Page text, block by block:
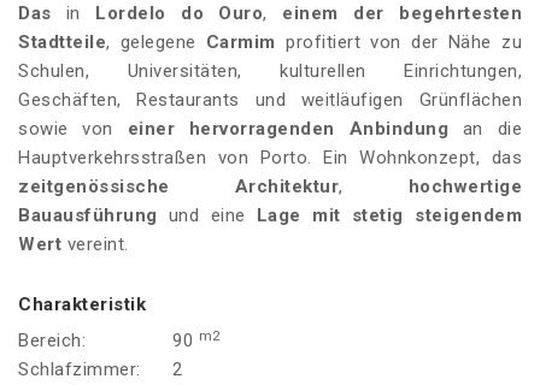
Das in Lordelo do Ouro, einem der begehrtesten
Stadtteile, gelegene Carmim profitiert von der Nähe zu
Schulen, Universitäten, kulturellen Einrichtungen,
Geschäften, Restaurants und weitläufigen Grünflächen
sowie von einer hervorragenden Anbindung an die
Hauptverkehrsstraßen von Porto. Ein Wohnkonzept, das
zeitgenössische Architektur,
hochwertige
Bauausführung und eine
Lage mit stetig steigendem
Wert vereint.
Charakteristik
Bereich:
90 m2
Schlafzimmer:
2